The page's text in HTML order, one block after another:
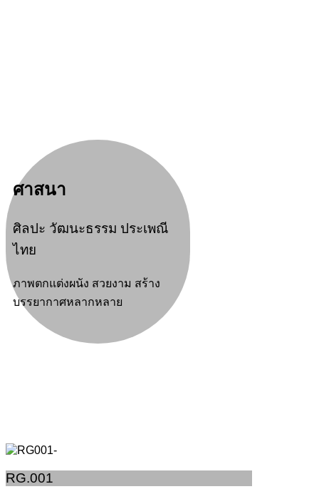
ศาสนา
ศิลปะ วัฒนะธรรม ประเพณี
ไทย
ภาพตกแต่งผนัง สวยงาม สร้าง
บรรยากาศหลากหลาย
RG.001